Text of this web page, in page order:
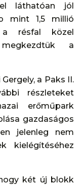
láthatóan jól
mint 1,5 millió
a résfal közel
a
a Paks II.
részleteket
erőműpark
gazdaságos
jelenleg nem
kielégítéséhez
két új blokk